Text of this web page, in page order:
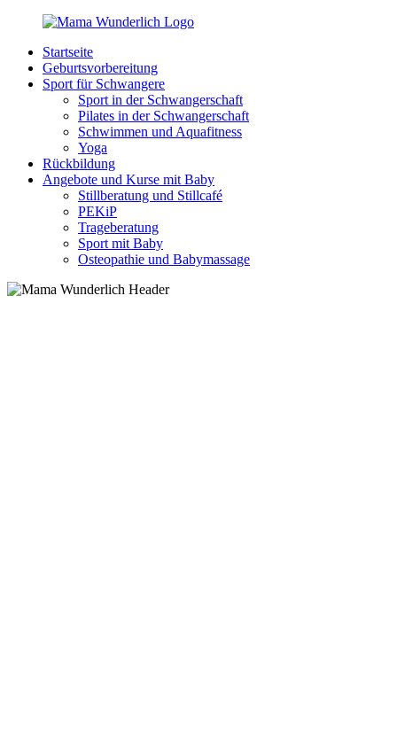
Zurück
Inhalt
MamaWunderlich.de
Mutti
sein
wunderbar!
Startseite
Geburtsvorbereitung
Sport für Schwangere
Sport in der Schwangerschaft
Pilates in der Schwangerschaft
Schwimmen und Aquafitness
Yoga
Rückbildung
Angebote und Kurse mit Baby
Stillberatung und Stillcafé
PEKiP
Trageberatung
Sport mit Baby
Osteopathie und Babymassage